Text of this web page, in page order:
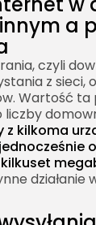
a
czyli
z sieci,
Wartość ta
z kilkoma
działanie
sieć
w
routera
sygnału a